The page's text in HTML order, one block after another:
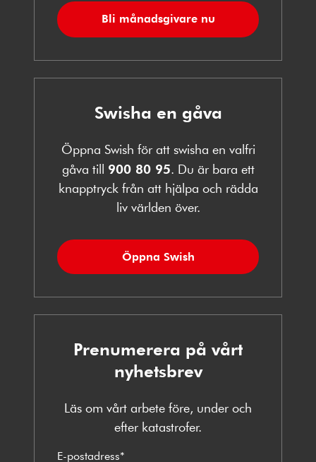
Bli månadsgivare nu
Swisha en gåva
Öppna Swish för att swisha en valfri
gåva till 900 80 95. Du är bara ett
knapptryck från att hjälpa och rädda
liv världen över.
Öppna Swish
Prenumerera på vårt
nyhetsbrev
Läs om vårt arbete före, under och
efter katastrofer.
E-postadress*